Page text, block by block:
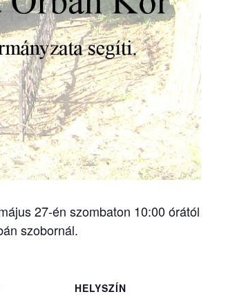
27-én szombaton 10:00 órától
szobornál.
HELYSZÍN